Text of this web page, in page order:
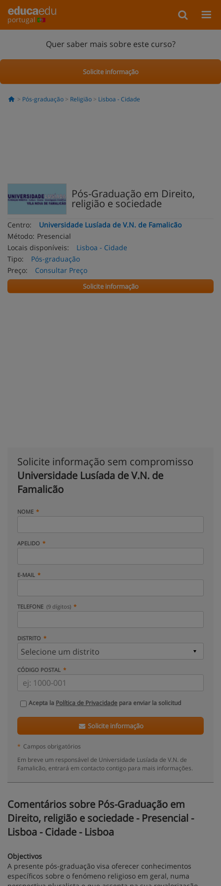
portugal
Quer saber mais sobre este curso?
Solicite informação
Pós-graduação Religião Lisboa - Cidade
Pós-Graduação em Direito,
religião e sociedade
Centro:
Universidade Lusíada de V.N. de Famalicão
Método: Presencial
Locais disponíveis:
Lisboa - Cidade
Tipo:
Pós-graduação
Preço:
Consultar Preço
Solicite informação
Solicite informação sem compromisso
Universidade Lusíada de V.N. de
Famalicão
NOME
APELIDO
E-MAIL
TELEFONE (9 dígitos)
DISTRITO
CÓDIGO POSTAL
Acepta la Política de Privacidade para enviar la solicitud
Solicite informação
* Campos obrigatórios
Em breve um responsável de Universidade Lusíada de V.N. de
Famalicão, entrará em contacto contigo para mais informações.
Comentários sobre Pós-Graduação em
Direito, religião e sociedade - Presencial -
Lisboa - Cidade - Lisboa
Objectivos
A presente pós-graduação visa oferecer conhecimentos
específicos sobre o fenómeno religioso em geral, numa